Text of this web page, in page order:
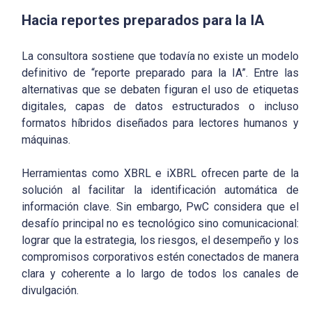
Hacia reportes preparados para la IA
La consultora sostiene que todavía no existe un modelo
definitivo de “reporte preparado para la IA”. Entre las
alternativas que se debaten figuran el uso de etiquetas
digitales, capas de datos estructurados o incluso
formatos híbridos diseñados para lectores humanos y
máquinas.
Herramientas como XBRL e iXBRL ofrecen parte de la
solución al facilitar la identificación automática de
información clave. Sin embargo, PwC considera que el
desafío principal no es tecnológico sino comunicacional:
lograr que la estrategia, los riesgos, el desempeño y los
compromisos corporativos estén conectados de manera
clara y coherente a lo largo de todos los canales de
divulgación.